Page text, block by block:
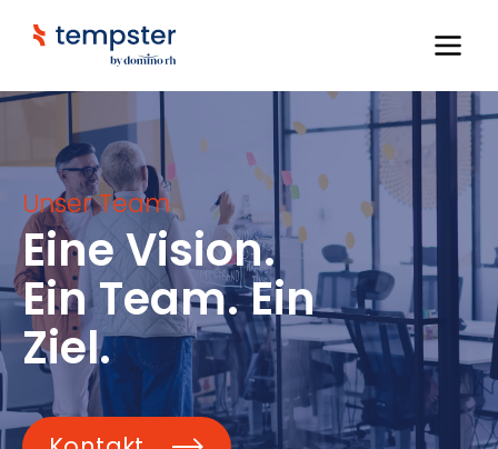
Unser Team
Eine Vision.
Ein Team. Ein
Ziel.